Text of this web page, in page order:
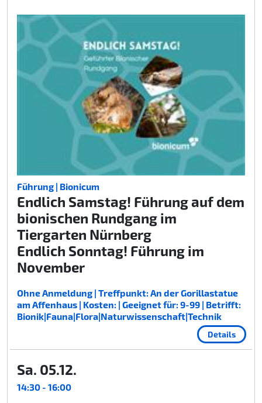
Führung | Bionicum
Endlich Samstag! Führung auf dem
bionischen Rundgang im
Tiergarten Nürnberg
Endlich Sonntag! Führung im
November
Ohne Anmeldung | Treffpunkt: An der Gorillastatue
am Affenhaus | Kosten: | Geeignet für: 9-99 | Betrifft:
Bionik|Fauna|Flora|Naturwissenschaft|Technik
Details
Sa. 05.12.
14:30 - 16:00